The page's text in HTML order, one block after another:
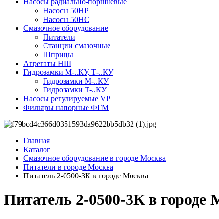
Насосы радиально-поршневые
Насосы 50НР
Насосы 50НС
Смазочное оборудование
Питатели
Станции смазочные
Шприцы
Агрегаты НШ
Гидрозамки М-..КУ, Т-..КУ
Гидрозамки М-..КУ
Гидрозамки Т-..КУ
Насосы регулируемые VP
Фильтры напорные ФГМ
Главная
Каталог
Смазочное оборудование в городе Москва
Питатели в городе Москва
Питатель 2-0500-3К в городе Москва
Питатель 2-0500-3К в городе